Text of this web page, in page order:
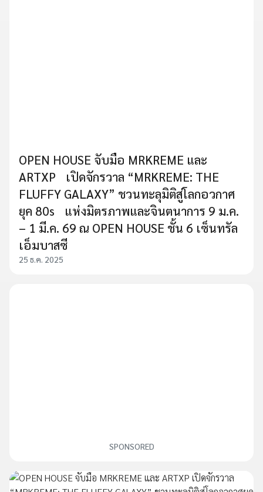
OPEN HOUSE จับมือ MRKREME และ
ARTXP เปิดจักรวาล “MRKREME: THE
FLUFFY GALAXY” ชวนทะลุมิติสู่โลกอวกาศ
ยุค 80s แห่งมิตรภาพและจินตนาการ 9 ม.ค.
– 1 มี.ค. 69 ณ OPEN HOUSE ชั้น 6 เซ็นทรัล
เอ็มบาสซี
25 ธ.ค. 2025
SPONSORED